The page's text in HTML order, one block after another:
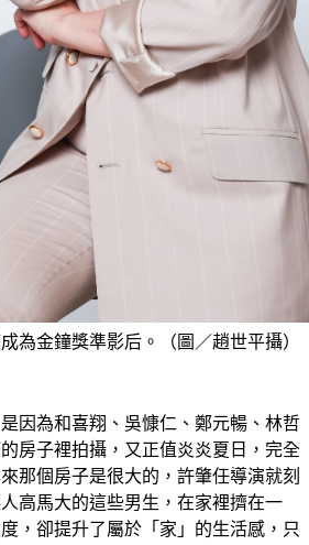
因為和喜翔、吳慷仁、鄭元暢、林哲
房子裡拍攝，又正值炎炎夏日，完全
那個房子是很大的，許肇任導演就刻
高馬大的這些男生，在家裡擠在一